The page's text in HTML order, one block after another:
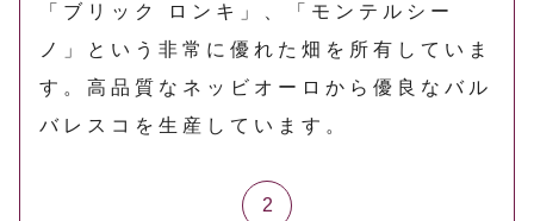
「ブリック ロンキ」、「モンテルシー
ノ」という非常に優れた畑を所有していま
す。高品質なネッビオーロから優良なバル
バレスコを生産しています。